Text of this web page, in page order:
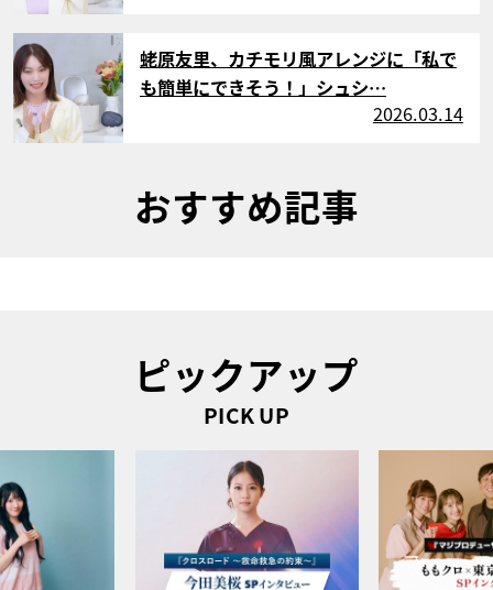
サムネイル
蛯原友里、カチモリ風アレンジに「私で
も簡単にできそう！」シュシ…
2026.03.14
おすすめ記事
ピックアップ
PICK UP